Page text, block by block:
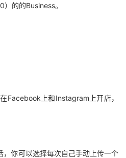
的的Business。
Facebook上和Instagram上开店，
你可以选择每次自己手动上传一个